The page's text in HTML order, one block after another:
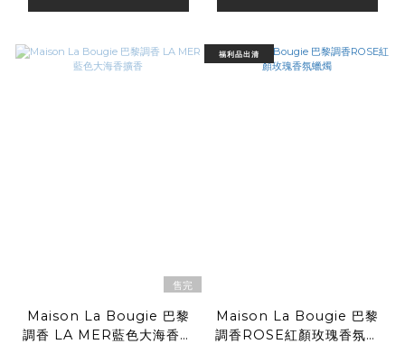
售完
Maison La Bougie 巴黎
調香 LA MER藍色大海香擴
福利品出清
Maison La Bougie 巴黎
調香ROSE紅顏玫瑰香氛蠟